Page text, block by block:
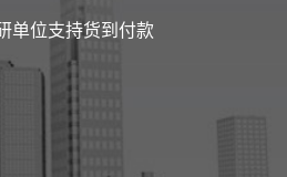
单位支持货到付款